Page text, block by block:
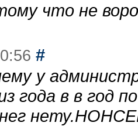
что не
#
у
года в в год